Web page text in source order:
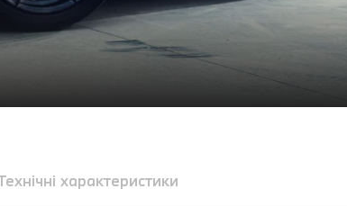
характеристики